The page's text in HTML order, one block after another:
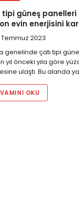
tipi güneş
evin enerjisini
Temmuz 2023
genelinde çatı tipi
yıl önceki yıla göre
ulaştı. Bu alanda
OKU